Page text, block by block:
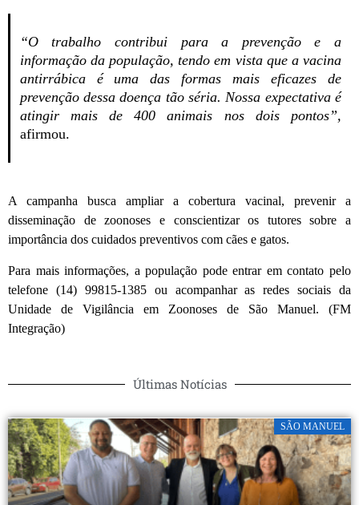
“O trabalho contribui para a prevenção e a
informação da população, tendo em vista que a vacina
antirrábica é uma das formas mais eficazes de
prevenção dessa doença tão séria. Nossa expectativa é
atingir mais de 400 animais nos dois pontos”,
afirmou.
A campanha busca ampliar a cobertura vacinal, prevenir a
disseminação de zoonoses e conscientizar os tutores sobre a
importância dos cuidados preventivos com cães e gatos.
Para mais informações, a população pode entrar em contato pelo
telefone (14) 99815-1385 ou acompanhar as redes sociais da
Unidade de Vigilância em Zoonoses de São Manuel. (FM
Integração)
Últimas Notícias
SÃO MANUEL